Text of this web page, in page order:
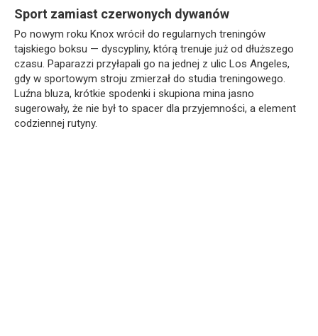
Sport zamiast czerwonych dywanów
Po nowym roku Knox wrócił do regularnych treningów
tajskiego boksu — dyscypliny, którą trenuje już od dłuższego
czasu. Paparazzi przyłapali go na jednej z ulic Los Angeles,
gdy w sportowym stroju zmierzał do studia treningowego.
Luźna bluza, krótkie spodenki i skupiona mina jasno
sugerowały, że nie był to spacer dla przyjemności, a element
codziennej rutyny.